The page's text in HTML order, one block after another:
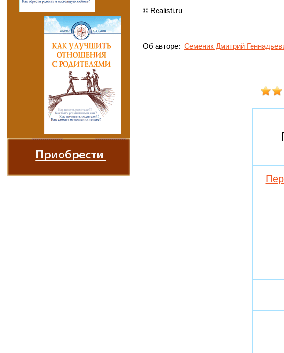
© Realisti.ru
Об авторе: Семеник Дмитрий